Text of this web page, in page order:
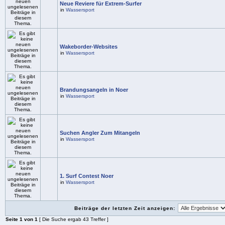
Neue Reviere für Extrem-Surfer
in Wassersport
Wakeborder-Websites
in Wassersport
Brandungsangeln in Noer
in Wassersport
Suchen Angler Zum Mitangeln
in Wassersport
1. Surf Contest Noer
in Wassersport
Beiträge der letzten Zeit anzeigen:
Seite 1 von 1 [ Die Suche ergab 43 Treffer ]